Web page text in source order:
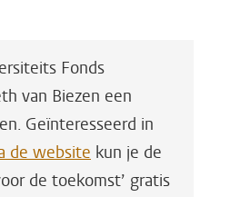
Fonds
van Biezen een
Geïnteresseerd in
de website kun je de
de toekomst’ gratis